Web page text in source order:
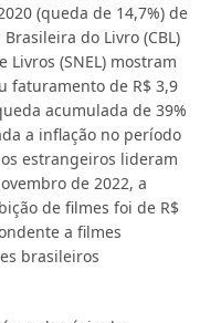
(queda de 14,7%) de
do Livro (CBL)
(SNEL) mostram
faturamento de R$ 3,9
acumulada de 39%
a inflação no período
estrangeiros lideram
de 2022, a
de filmes foi de R$
a filmes
brasileiros